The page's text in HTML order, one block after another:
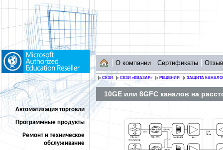
Автоматизация торговли
Программные продукты
Ремонт и техническое
обслуживание
О компании Сертификаты
СКЗИ СКЗИ «КВАЗАР» РЕШЕНИЯ ЗАЩИТА
10GE или 8GFC каналов на